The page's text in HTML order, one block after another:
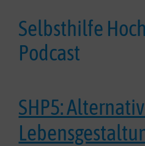
Selbsthilfe
Podcast
SHP5: